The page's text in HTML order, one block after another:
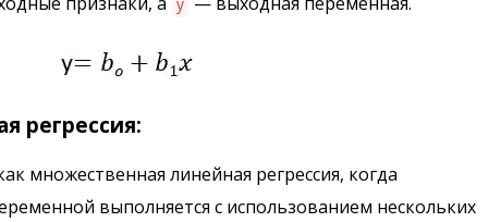
регрессия:
множественная линейная регрессия, когда
выполняется с использованием нескольких